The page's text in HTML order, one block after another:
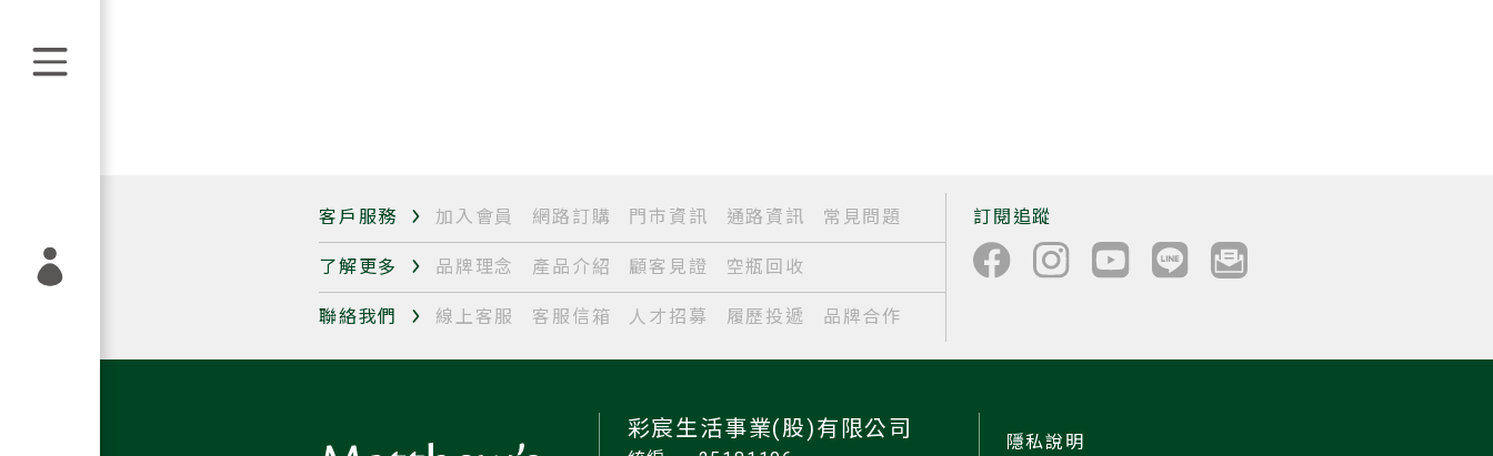
客戶服務 加入會員 網路訂購 門市資訊 通路資訊 常見問題
了解更多 品牌理念 產品介紹 顧客見證 空瓶回收
聯絡我們 線上客服 客服信箱 人才招募 履歷投遞 品牌合作
訂閱追蹤
彩宸生活事業(股)有限公司
隱私說明